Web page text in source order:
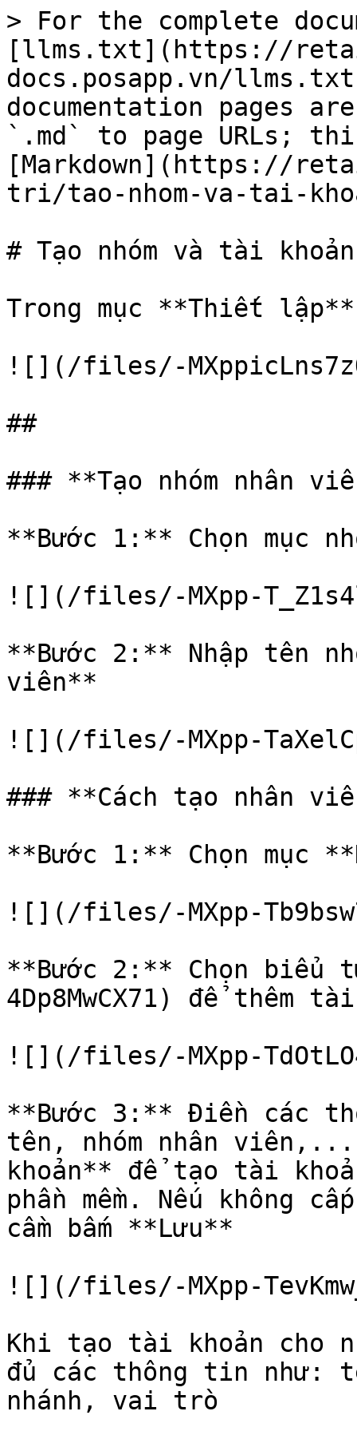
> For the complete
[llms.txt](https://
docs.posapp.vn/
documentation pages
`.md` to page URLs;
[Markdown](https://
tri/tao-nhom-va-tai-
# Tạo nhóm và tài
Trong mục **Thiết lập**
![](/files/-
##
### **Tạo nhóm nhân
**Bước 1:** Chọn mục
![](/files/-MXpp-
**Bước 2:** Nhập tên
viên**
![](/files/-MXpp-
### **Cách tạo nhân
**Bước 1:** Chọn mục
![](/files/-MXpp-
**Bước 2:** Chọn biểu
4Dp8MwCX71) để thêm
![](/files/-MXpp-
**Bước 3:** Điền các
tên, nhóm nhân viên,...
khoản** để tạo tài
phần mềm. Nếu không
cầm bấm **Lưu**
![](/files/-MXpp-
Khi tạo tài khoản cho
đủ các thông tin như:
nhánh, vai trò